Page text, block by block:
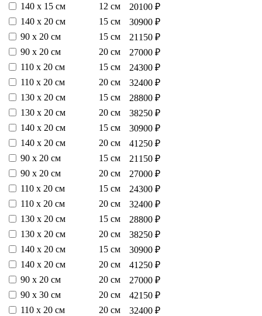
140 х 15 см
12 см
20100 ₽
140 х 20 см
15 см
30900 ₽
90 х 20 см
15 см
21150 ₽
90 х 20 см
20 см
27000 ₽
110 х 20 см
15 см
24300 ₽
110 х 20 см
20 см
32400 ₽
130 х 20 см
15 см
28800 ₽
130 х 20 см
20 см
38250 ₽
140 х 20 см
15 см
30900 ₽
140 х 20 см
20 см
41250 ₽
90 х 20 см
15 см
21150 ₽
90 х 20 см
20 см
27000 ₽
110 х 20 см
15 см
24300 ₽
110 х 20 см
20 см
32400 ₽
130 х 20 см
15 см
28800 ₽
130 х 20 см
20 см
38250 ₽
140 х 20 см
15 см
30900 ₽
140 х 20 см
20 см
41250 ₽
90 х 20 см
20 см
27000 ₽
90 х 30 см
20 см
42150 ₽
110 х 20 см
20 см
32400 ₽